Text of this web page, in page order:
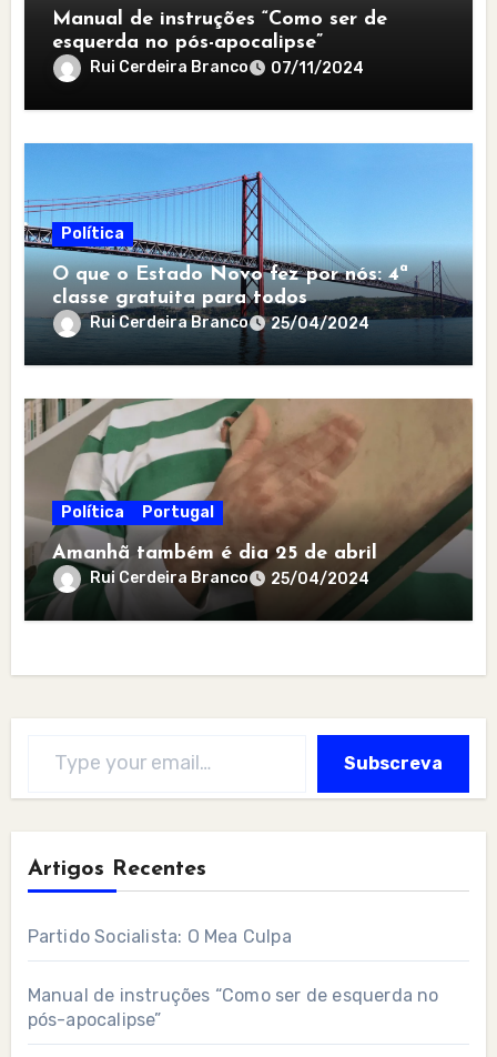
Manual de instruções “Como ser de
esquerda no pós-apocalipse”
Rui Cerdeira Branco 07/11/2024
Política
O que o Estado Novo fez por nós: 4ª
classe gratuita para todos
Rui Cerdeira Branco 25/04/2024
Política Portugal
Amanhã também é dia 25 de abril
Rui Cerdeira Branco 25/04/2024
Subscreva
Artigos Recentes
Partido Socialista: O Mea Culpa
Manual de instruções “Como ser de esquerda no
pós-apocalipse”